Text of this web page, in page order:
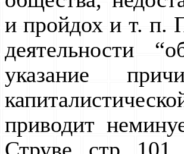
и пройдох и т. п.
деятельности
указание
приводит